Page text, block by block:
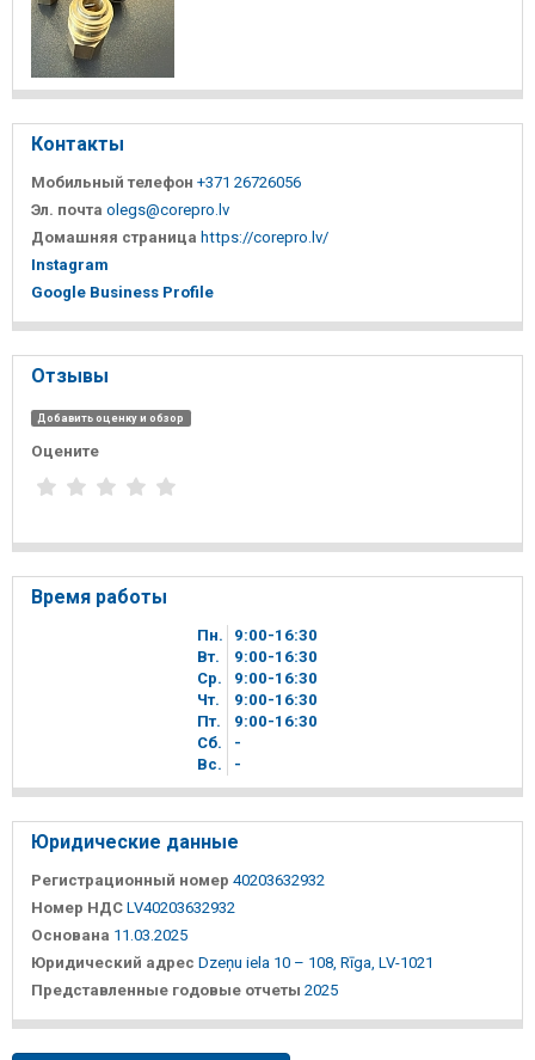
Контакты
Мобильный телефон +371 26726056
Эл. почта olegs@corepro.lv
Домашняя страница https://corepro.lv/
Instagram
Google Business Profile
Отзывы
Добавить оценку и обзор
Оцените
Время работы
Пн. 9 00-16 30
Вт.
9 00-16 30
Ср.
9 00-16 30
Чт.
9 00-16 30
Пт.
9 00-16 30
Сб.
-
Вc.
-
Юридические данные
Регистрационный номер 40203632932
Номер НДС LV40203632932
Основана 11.03.2025
Юридический адрес Dzeņu iela 10 – 108, Rīga, LV-1021
Представленные годовые отчеты 2025